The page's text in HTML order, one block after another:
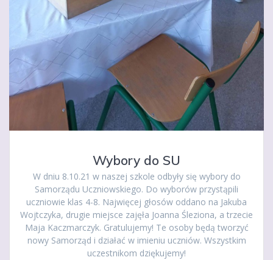
Wybory do SU
W dniu 8.10.21 w naszej szkole odbyły się wybory do
Samorządu Uczniowskiego. Do wyborów przystąpili
uczniowie klas 4-8. Najwięcej głosów oddano na Jakuba
Wojtczyka, drugie miejsce zajęła Joanna Śleziona, a trzecie
Maja Kaczmarczyk. Gratulujemy! Te osoby będą tworzyć
nowy Samorząd i działać w imieniu uczniów. Wszystkim
uczestnikom dziękujemy!